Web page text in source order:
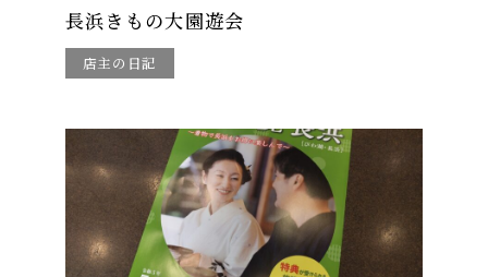
長浜きもの大園遊会
店主の日記